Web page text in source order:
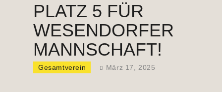
PLATZ 5 FÜR
WESENDORFER
MANNSCHAFT!
Gesamtverein März 17, 2025